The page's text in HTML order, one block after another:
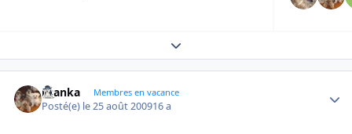
Expand topic overview
branka Membres en vacance
Posté(e) le 25 août 200916 a